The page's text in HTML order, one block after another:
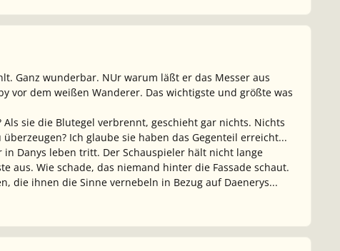
Ganz wunderbar. NUr warum läßt er das Messer aus
vor dem weißen Wanderer. Das wichtigste und größte was
sie die Blutegel verbrennt, geschieht gar nichts. Nichts
Ich glaube sie haben das Gegenteil erreicht...
Danys leben tritt. Der Schauspieler hält nicht lange
aus. Wie schade, das niemand hinter die Fassade schaut.
die ihnen die Sinne vernebeln in Bezug auf Daenerys...